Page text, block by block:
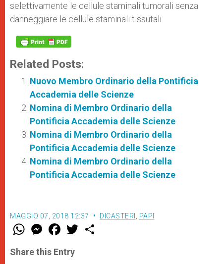
selettivamente le cellule staminali tumorali senza
danneggiare le cellule staminali tissutali.
Related Posts:
Nuovo Membro Ordinario della Pontificia
Accademia delle Scienze
Nomina di Membro Ordinario della
Pontificia Accademia delle Scienze
Nomina di Membro Ordinario della
Pontificia Accademia delle Scienze
Nomina di Membro Ordinario della
Pontificia Accademia delle Scienze
MAGGIO 07, 2018 12:37 DICASTERI PAPI
W
t
s
M
e
s
e
F
a
e
b
w
Share this Entry